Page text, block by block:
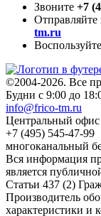
Звоните +7
Отправляйте
tm.ru
©2004-2026. Все
Будни с 9:00 до
info@frico-tm.ru
Центральный
+7 (495) 545-47-99
многоканальный
Вся информация
является
Статьи 437 (2)
Производитель
характеристики и